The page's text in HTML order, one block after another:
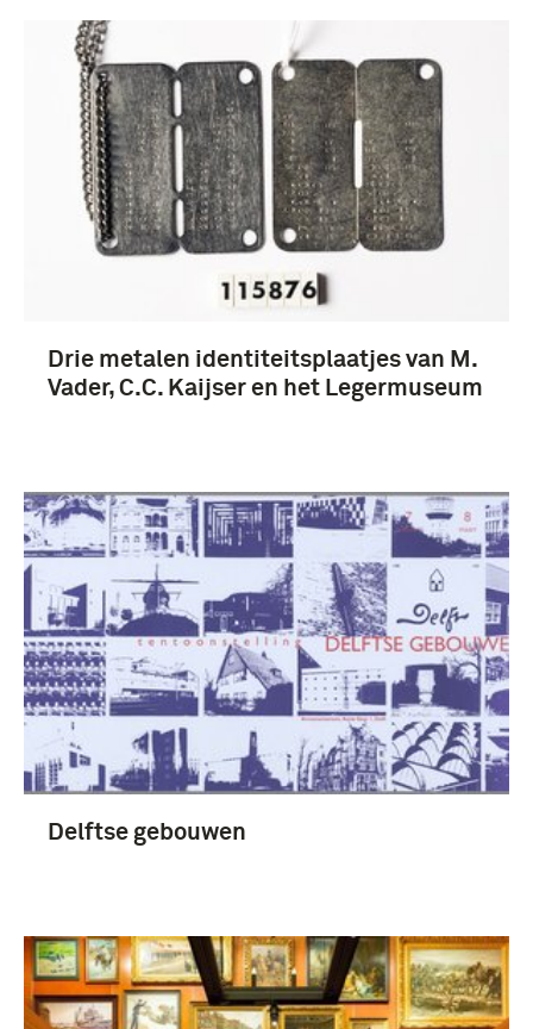
1951-2000 (12)
chronologie (4)
Legermuseum (778)
Landstrijdkrachten (Nederland) (225)
Staatse Leger (1579-1795) (8)
Braat, Cees (6)
Meer
Nederland (9)
Delft (8)
Leiden (8)
Drie metalen identiteitsplaatjes van M.
Vader, C.C. Kaijser en het Legermuseum
Delftse gebouwen